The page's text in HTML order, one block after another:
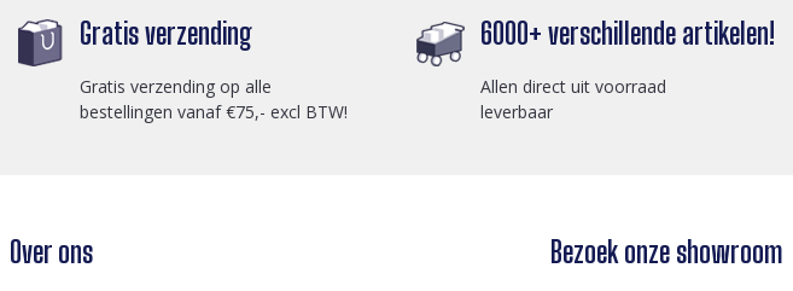
Gratis verzending
Gratis verzending op alle
bestellingen vanaf €75,- excl BTW!
6000+ verschillende artikelen!
Allen direct uit voorraad
leverbaar
Over ons Bezoek onze showroom